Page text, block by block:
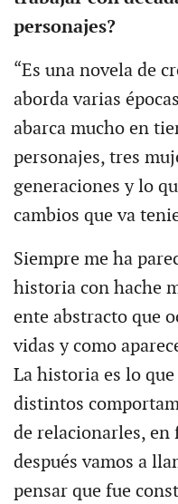
personajes?
“Es una novela de
aborda varias
abarca mucho en
personajes, tres
generaciones y lo
cambios que va
Siempre me ha
historia con hache
ente abstracto que
vidas y como
La historia es lo
distintos
de relacionarles,
después vamos a
pensar que fue